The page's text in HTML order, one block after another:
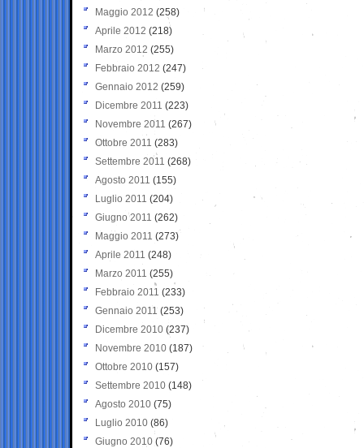
Maggio 2012 (258)
Aprile 2012 (218)
Marzo 2012 (255)
Febbraio 2012 (247)
Gennaio 2012 (259)
Dicembre 2011 (223)
Novembre 2011 (267)
Ottobre 2011 (283)
Settembre 2011 (268)
Agosto 2011 (155)
Luglio 2011 (204)
Giugno 2011 (262)
Maggio 2011 (273)
Aprile 2011 (248)
Marzo 2011 (255)
Febbraio 2011 (233)
Gennaio 2011 (253)
Dicembre 2010 (237)
Novembre 2010 (187)
Ottobre 2010 (157)
Settembre 2010 (148)
Agosto 2010 (75)
Luglio 2010 (86)
Giugno 2010 (76)